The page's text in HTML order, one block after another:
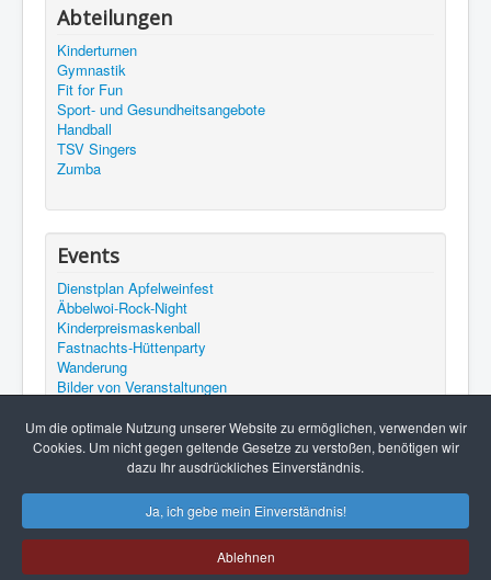
Abteilungen
Kinderturnen
Gymnastik
Fit for Fun
Sport- und Gesundheitsangebote
Handball
TSV Singers
Zumba
Events
Dienstplan Apfelweinfest
Äbbelwoi-Rock-Night
Kinderpreismaskenball
Fastnachts-Hüttenparty
Wanderung
Bilder von Veranstaltungen
Termine
Unser YouTube Channel
Beerfurther Apfelweinfest
Um die optimale Nutzung unserer Website zu ermöglichen, verwenden wir
Cookies. Um nicht gegen geltende Gesetze zu verstoßen, benötigen wir
dazu Ihr ausdrückliches Einverständnis.
Ja, ich gebe mein Einverständnis!
Ablehnen